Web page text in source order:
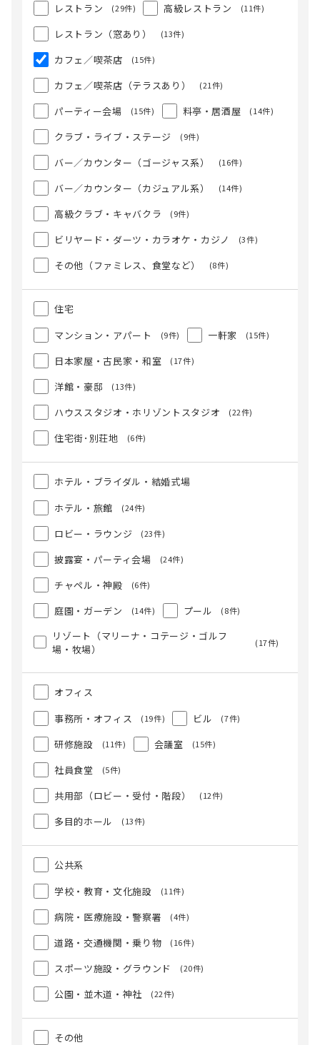
レストラン
(29件) 高級レストラン (11件)
レストラン（窓あり） (13件)
カフェ／喫茶店 (15件)
カフェ／喫茶店（テラスあり） (21件)
パーティー会場 (15件) 料亭・居酒屋 (14件)
クラブ・ライブ・ステージ (9件)
バー／カウンター（ゴージャス系） (16件)
バー／カウンター（カジュアル系） (14件)
高級クラブ・キャバクラ (9件)
ビリヤード・ダーツ・カラオケ・カジノ (3件)
その他（ファミレス、食堂など） (8件)
住宅
マンション・アパート
(9件) 一軒家 (15件)
日本家屋・古民家・和室 (17件)
洋館・豪邸 (13件)
ハウススタジオ・ホリゾントスタジオ (22件)
住宅街･別荘地 (6件)
ホテル・ブライダル・結婚式場
ホテル・旅館
(24件)
ロビー・ラウンジ (23件)
披露宴・パーティ会場 (24件)
チャペル・神殿 (6件)
庭園・ガーデン (14件) プール (8件)
リゾート（マリーナ・コテージ・ゴルフ
場・牧場）
(17件)
オフィス
事務所・オフィス
(19件) ビル (7件)
研修施設 (11件) 会議室 (15件)
社員食堂 (5件)
共用部（ロビー・受付・階段） (12件)
多目的ホール (13件)
公共系
学校・教育・文化施設
(11件)
病院・医療施設・警察署 (4件)
道路・交通機関・乗り物 (16件)
スポーツ施設・グラウンド (20件)
公園・並木道・神社 (22件)
その他